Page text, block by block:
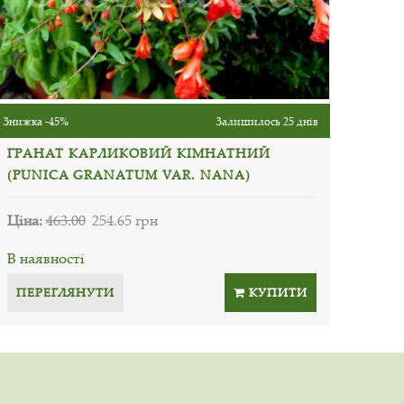
Знижка -45% Залишилось 25 днів
ГРАНАТ КАРЛИКОВИЙ КІМНАТНИЙ
(PUNICA GRANATUM VAR. NANA)
Ціна:463.00 254.65 грн
В наявності
ПЕРЕГЛЯНУТИ КУПИТИ